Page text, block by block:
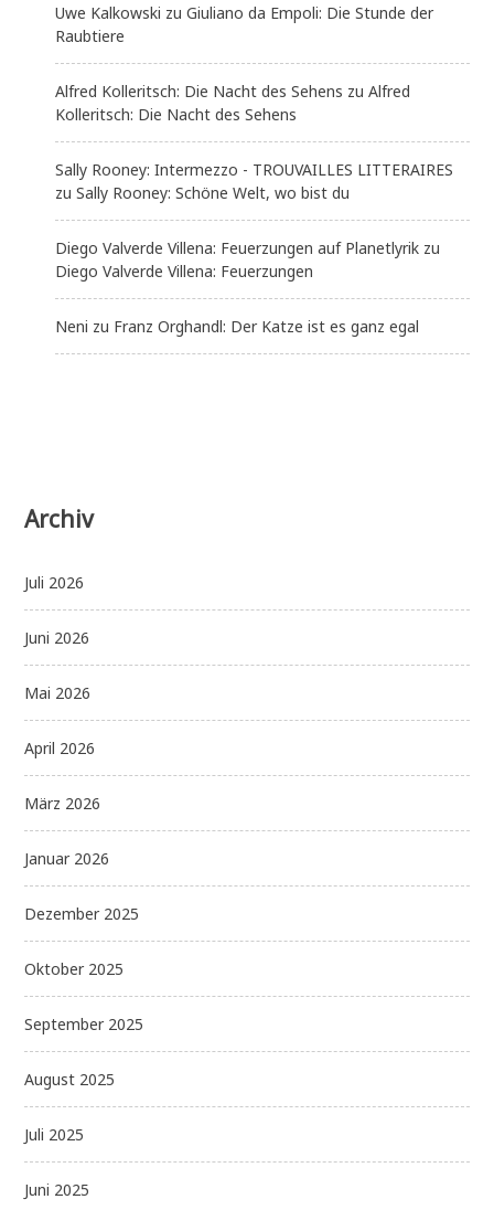
Uwe Kalkowski zuGiuliano da Empoli: Die Stunde der
Raubtiere
Alfred Kolleritsch: Die Nacht des Sehens zuAlfred
Kolleritsch: Die Nacht des Sehens
Sally Rooney: Intermezzo - TROUVAILLES LITTERAIRES
zuSally Rooney: Schöne Welt, wo bist du
Diego Valverde Villena: Feuerzungen auf Planetlyrik zu
Diego Valverde Villena: Feuerzungen
Neni zu Franz Orghandl: Der Katze ist es ganz egal
Archiv
Juli 2026
Juni 2026
Mai 2026
April 2026
März 2026
Januar 2026
Dezember 2025
Oktober 2025
September 2025
August 2025
Juli 2025
Juni 2025